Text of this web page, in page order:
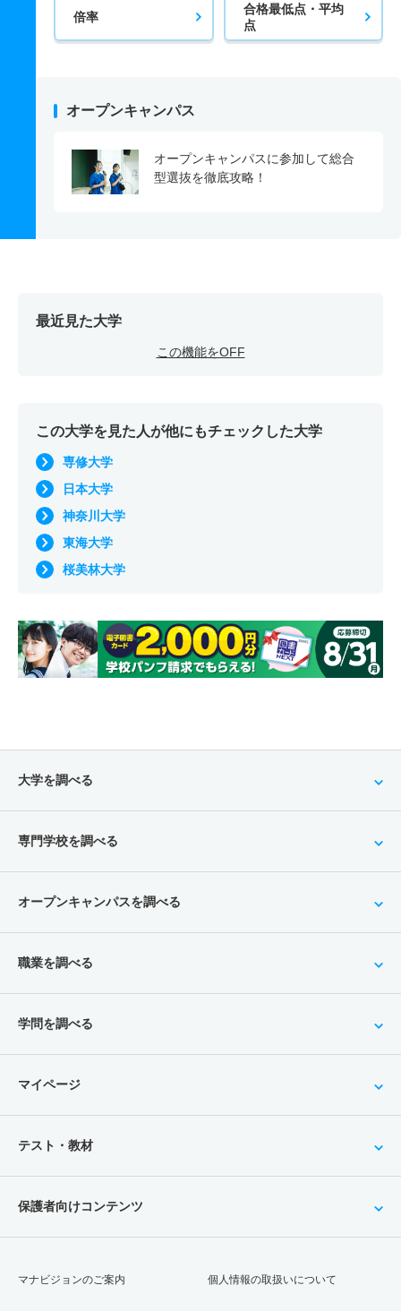
倍率
合格最低点・平均
点
オープンキャンパス
オープンキャンパスに参加して総合
型選抜を徹底攻略！
最近見た大学
この機能をOFF
この大学を見た人が他にもチェックした大学
専修大学
日本大学
神奈川大学
東海大学
桜美林大学
大学を調べる
専門学校を調べる
オープンキャンパスを調べる
職業を調べる
学問を調べる
マイページ
テスト・教材
保護者向けコンテンツ
マナビジョンのご案内 個人情報の取扱いについて